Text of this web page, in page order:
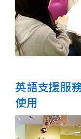
英語支援服
使用